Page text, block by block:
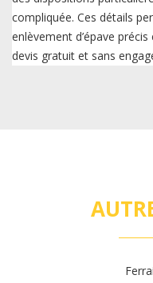
compliquée. Ces détails
enlèvement d’épave
devis gratuit et sans